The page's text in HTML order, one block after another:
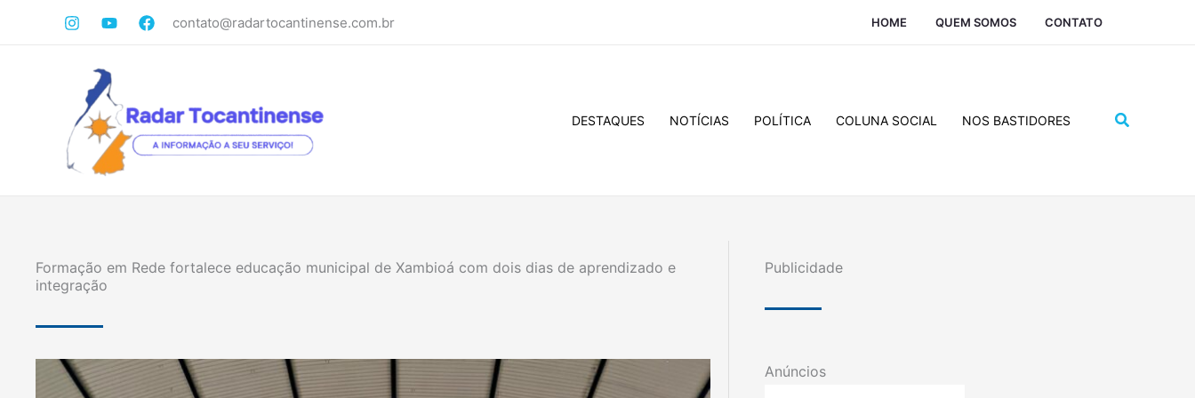
contato@radartocantinense.com.br HOME QUEM SOMOS CONTATO
DESTAQUES NOTÍCIAS POLÍTICA COLUNA SOCIAL NOS BASTIDORES Pesquisar
Formação em Rede fortalece educação municipal de Xambioá com dois dias de aprendizado e
integração
Publicidade
Anúncios